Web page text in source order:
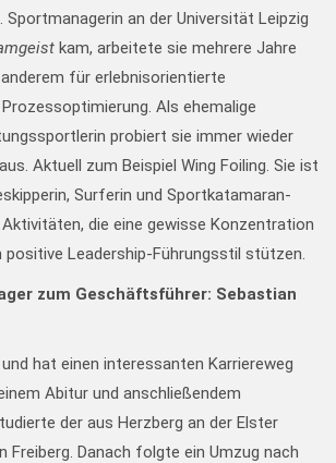
Sportmanagerin an der Universität Leipzig
kam, arbeitete sie mehrere Jahre
für erlebnisorientierte
Als ehemalige
probiert sie immer wieder
Aktuell zum Beispiel Wing Foiling. Sie ist
Surferin und Sportkatamaran-
Aktivitäten, die eine gewisse Konzentration
positive Leadership-Führungsstil stützen.
zum Geschäftsführer: Sebastian
hat einen interessanten Karriereweg
Abitur und anschließendem
der aus Herzberg an der Elster
Freiberg. Danach folgte ein Umzug nach